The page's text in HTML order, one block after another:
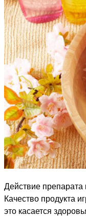
Действие препарата
Качество продукта
это касается